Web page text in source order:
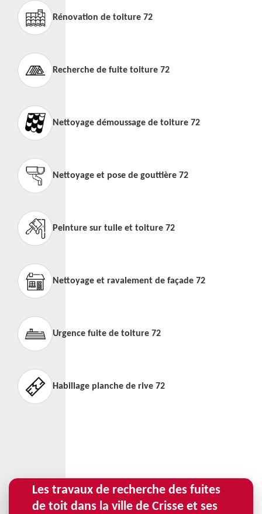
Rénovation de toiture 72
Recherche de fuite toiture 72
Nettoyage démoussage de toiture 72
Nettoyage et pose de gouttière 72
Peinture sur tuile et toiture 72
Nettoyage et ravalement de façade 72
Urgence fuite de toiture 72
Habillage planche de rive 72
Les travaux de recherche des fuites
de toit dans la ville de Crisse et ses